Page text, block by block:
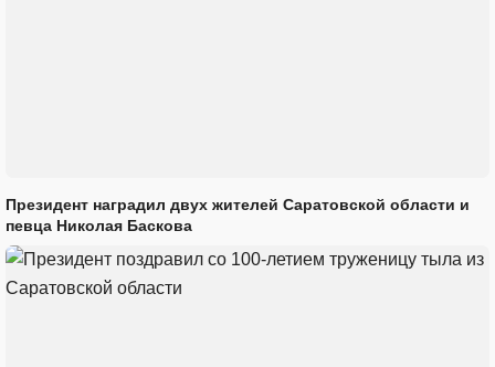
Президент наградил двух жителей Саратовской области и
певца Николая Баскова